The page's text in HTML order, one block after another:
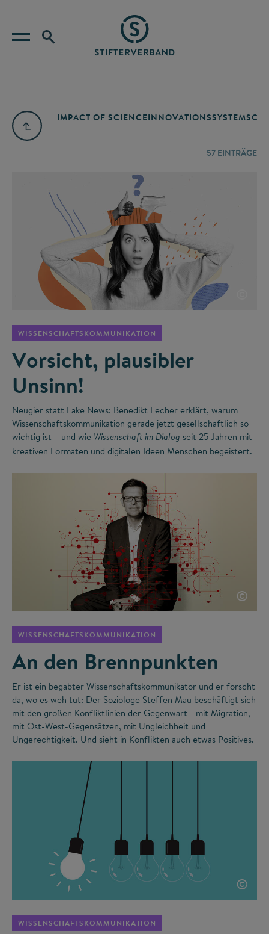
IMPACT OF SCIENCEINNOVATIONSSYSTEM
57 EINTRÄGE
WISSENSCHAFTSKOMMUNIKATION
Vorsicht, plausibler
Unsinn!
Neugier statt Fake News: Benedikt Fecher erklärt, warum
Wissenschaftskommunikation gerade jetzt gesellschaftlich so
wichtig ist – und wie Wissenschaft im Dialog seit 25 Jahren mit
kreativen Formaten und digitalen Ideen Menschen begeistert.
©
WISSENSCHAFTSKOMMUNIKATION
An den Brennpunkten
Er ist ein begabter Wissenschaftskommunikator und er forscht
da, wo es weh tut: Der Soziologe Steffen Mau beschäftigt sich
mit den großen Konfliktlinien der Gegenwart - mit Migration,
mit Ost-West-Gegensätzen, mit Ungleichheit und
Ungerechtigkeit. Und sieht in Konflikten auch etwas Positives.
©
WISSENSCHAFTSKOMMUNIKATION